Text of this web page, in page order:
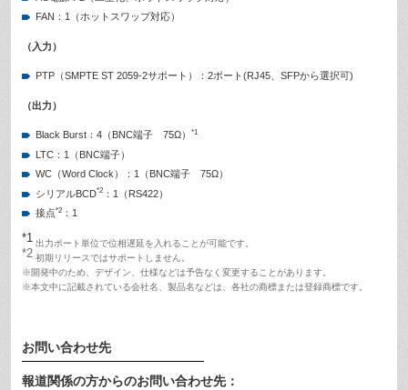
FAN：1（ホットスワップ対応）
（入力）
PTP（SMPTE ST 2059-2サポート）：2ポート(RJ45、SFPから選択可)
（出力）
Black Burst：4（BNC端子 75Ω） *1
LTC：1（BNC端子）
WC（Word Clock）：1（BNC端子 75Ω）
シリアルBCD*2：1（RS422）
接点*2：1
*1 出力ポート単位で位相遅延を入れることが可能です。
*2 初期リリースではサポートしません。
※開発中のため、デザイン、仕様などは予告なく変更することがあります。
※本文中に記載されている会社名、製品名などは、各社の商標または登録商標です。
お問い合わせ先
報道関係の方からのお問い合わせ先：